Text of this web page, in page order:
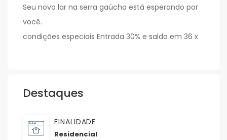
Seu novo lar na serra gaúcha está esperando por
você.
condições especiais Entrada 30% e saldo em 36 x
Destaques
FINALIDADE
Residencial